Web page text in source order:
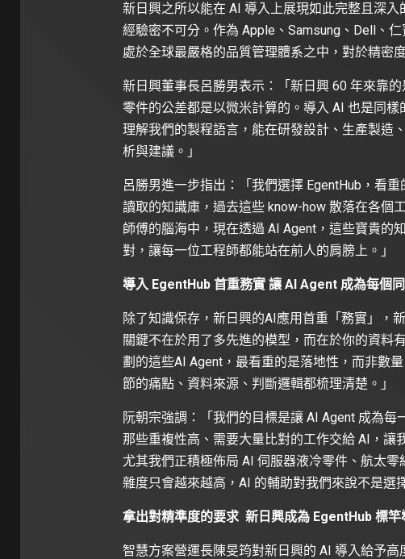
新日興之所以能在 AI 導入上展現如此完整且深
經驗密不可分。作為 Apple、Samsung、Dell、
處於全球最嚴格的品質管理體系之中，對於精密
新日興董事長呂勝男表示：「新日興 60 年來靠
零件的公差都是以微米計算的。導入 AI 也是同
理解我們的製程語言，能在研發設計、生產製造
析與建議。」
呂勝男進一步指出：「我們選擇 EgentHub，看
讀取的知識庫，過去這些 know-how 散落在各個
師傅的腦海中，現在透過 AI Agent，這些寶貴的
對，讓每一位工程師都能站在前人的肩膀上。」
導入 EgentHub 首重務實 讓 AI Agent 成為每個
除了知識保存，新日興的AI應用首重「務實」，
關鍵不在於用了多先進的模型，而在於你的資料
劃的這些AI Agent，最看重的是落地性，而非數
節的痛點、資料來源、判斷邏輯都梳理清楚。」
阮朝宗強調：「我們的目標是讓 AI Agent 成為
那些重複性高、需要大量比對的工作交給 AI，讓
尤其我們正積極佈局 AI 伺服器液冷零件、航太
雜度只會越來越高，AI 的輔助對我們來說不是選
拿出對精準度的要求 新日興成為 EgentHub 標竿
智慧方案營運長陳旻筠對新日興的 AI 導入給予